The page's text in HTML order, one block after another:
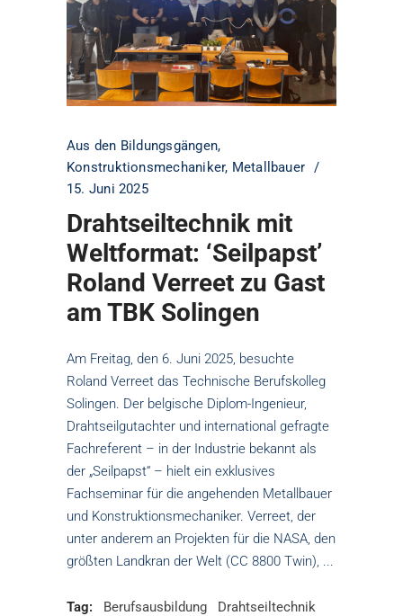
Aus den Bildungsgängen,
Konstruktionsmechaniker, Metallbauer
15. Juni 2025
Drahtseiltechnik mit
Weltformat: ‘Seilpapst’
Roland Verreet zu Gast
am TBK Solingen
Am Freitag, den 6. Juni 2025, besuchte
Roland Verreet das Technische Berufskolleg
Solingen. Der belgische Diplom-Ingenieur,
Drahtseilgutachter und international gefragte
Fachreferent – in der Industrie bekannt als
der „Seilpapst“ – hielt ein exklusives
Fachseminar für die angehenden Metallbauer
und Konstruktionsmechaniker. Verreet, der
unter anderem an Projekten für die NASA, den
größten Landkran der Welt (CC 8800 Twin),
Tag: Berufsausbildung
Drahtseiltechnik